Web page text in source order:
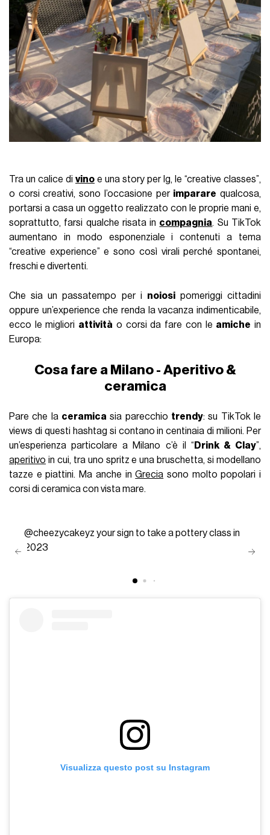
Tra un calice divino e una story per Ig, le “creative classes”,
o corsi creativi, sono l’occasione per imparare qualcosa,
portarsi a casa un oggetto realizzato con le proprie mani e,
soprattutto, farsi qualche risata in compagnia. Su TikTok
aumentano in modo esponenziale i contenuti a tema
“creative experience” e sono così virali perché spontanei,
freschi e divertenti.
Che sia un passatempo per i noiosipomeriggi cittadini
oppure un’experience che renda la vacanza indimenticabile,
ecco le migliori attività o corsi da fare con le amiche in
Europa:
Cosa fare a Milano - Aperitivo &
ceramica
Pare che la ceramica sia parecchio trendy: su TikTok le
views di questi hashtag si contano in centinaia di milioni. Per
un’esperienza particolare a Milano c’è il “ Drink & Clay”,
aperitivo in cui, tra uno spritz e una bruschetta, si modellano
tazze e piattini. Ma anche inGrecia sono molto popolari i
corsi di ceramica con vista mare.
@cheezycakeyz your sign to take a pottery class in
2023
Visualizza questo post su Instagram